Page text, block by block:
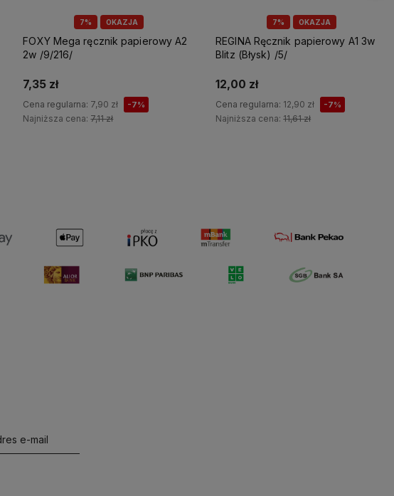
7% OKAZJA
FOXY Mega ręcznik papierowy A2
2w /9/216/
7,35 zł
Cena regularna: 7,90 zł -7%
Najniższa cena:7,11 zł
7% OKAZJA
REGINA Ręcznik papierowy A1 3w
Blitz (Błysk) /5/
12,00 zł
Cena regularna: 12,90 zł -7%
Najniższa cena:11,61 zł
e-mail